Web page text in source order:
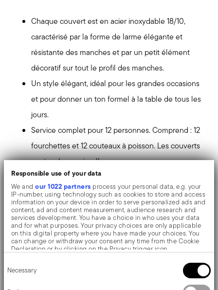
Responsible use of your data
We andour 1022 partners process your personal data, e.g. your
IP-number, using technology such as cookies to store and access
information on your device in order to serve personalized ads and
content, ad and content measurement, audience research and
services development. You have a choice in who uses your data
and for what purposes. Your privacy choices are only applicable
on this digital property where you have made your choices. You
can change or withdraw your consent any time from the Cookie
Declaration or by clicking on the Privacy trigger icon.
Collect information about your geographical location
Selection
Necessary
Chaque couvert est en acier inoxydable 18/10,
caractérisé par la forme de larme élégante et
résistante des manches et par un petit élément
décoratif sur tout le profil des manches.
Un style élégant, idéal pour les grandes occasions
et pour donner un ton formel à la table de tous les
jours.
Service complet pour 12 personnes. Comprend : 12
fourchettes et 12 couteaux à poisson. Les couverts
vont au lave-vaisselle.
La finition à effet miroir met en valeur la haute qualité
de l'acier inoxydable, en soulignant les formes et le
design. Les surfaces sont polies avec des additifs et
des brosses mécaniques de différents matériaux, qui
lissent l'acier inoxydable en lui conférant une grande
brillance. Les reflets enrichissent l'objet et le rendent